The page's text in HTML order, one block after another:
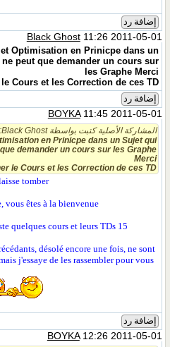
إضافة رد
Black Ghost11:26 2011-05-01
Optimisation en Prinicpe dans un
peut que demander un cours sur
les Graphe Merci
Cours et les Correction de ces TD !
إضافة رد
BOYKA11:45 2011-05-01
المشاركة الأصلية كتبت بواسطة Black Ghost:
en Prinicpe dans un Sujet qui
demander un cours sur les Graphe
Merci
le Cours et les Correction de ces TD !
tomber :)
vous êtes à la bienvenue
15 Minutes d'environ, et je poste quelques cours et leurs TDs
désolé encore une fois, ne sont
j'essaye de les rassembler pour vous.
إضافة رد
BOYKA12:26 2011-05-01